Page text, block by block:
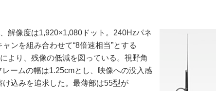
解像度は1,920×1,080ドット。240Hzパネ
ンを組み合わせて“8倍速相当”とする
より、残像の低減を図っている。視野角
ームの幅は1.25cmとし、映像への没入感
け込みを追求した。最薄部は55型が